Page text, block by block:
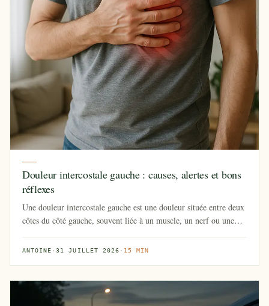
Douleur intercostale gauche : causes, alertes et bons
réflexes
Une douleur intercostale gauche est une douleur située entre deux
côtes du côté gauche, souvent liée à un muscle, un nerf ou une
ANTOINE ·31 JUILLET 2026 · 15 MIN